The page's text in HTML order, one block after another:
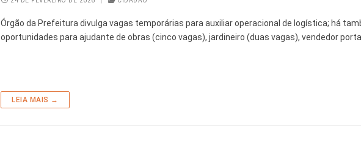
Órgão da Prefeitura divulga vagas temporárias para auxiliar operacional de logística; há
oportunidades para ajudante de obras (cinco vagas), jardineiro (duas vagas), vendedor
LEIA MAIS →